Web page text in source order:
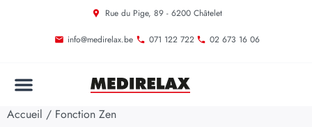
Rue du Pige, 89 - 6200 Châtelet
info@medirelax.be 071 122 722 02 673 16 06
Accueil / Fonction Zen